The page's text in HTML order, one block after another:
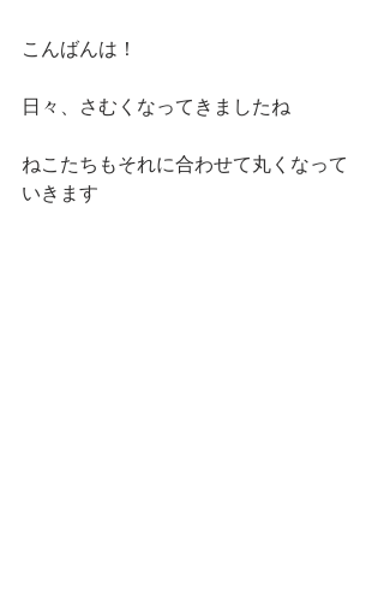
こんばんは！
日々、さむくなってきましたね
ねこたちもそれに合わせて丸くなって
いきます